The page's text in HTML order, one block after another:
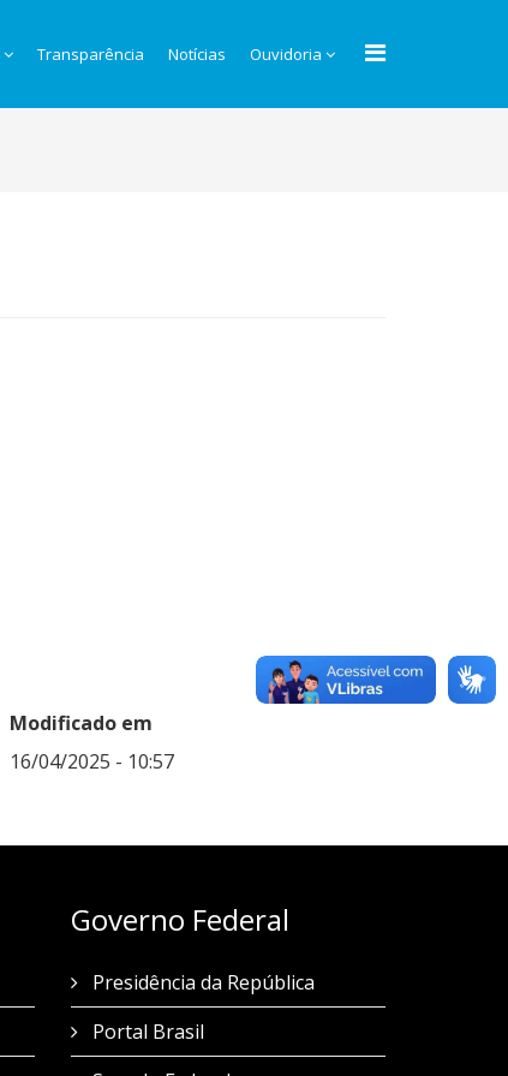
Transparência Notícias Ouvidoria
Modificado em
16/04/2025 - 10:57
Governo Federal
Presidência da República
Portal Brasil